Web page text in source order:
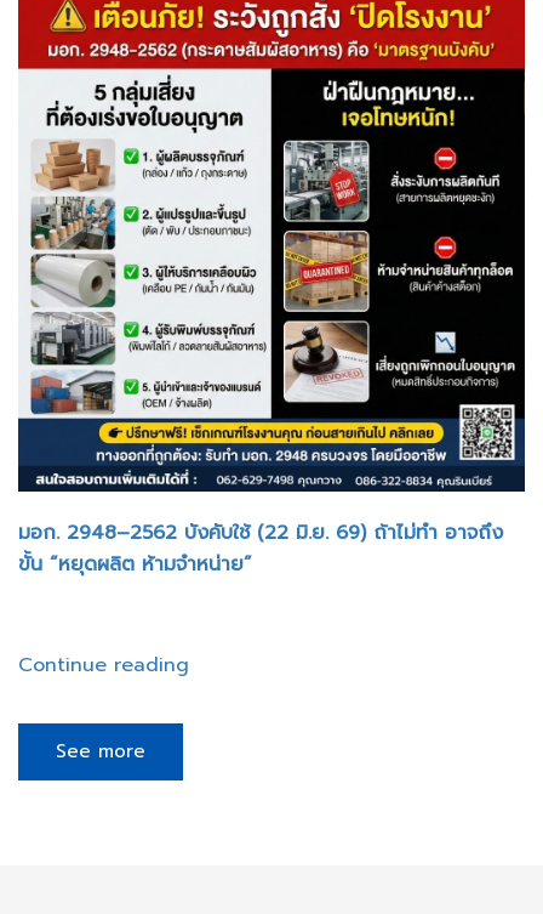
มอก. 2948–2562 บังคับใช้ (22 มิ.ย. 69) ถ้าไม่ทำ อาจถึง
ขั้น “หยุดผลิต ห้ามจำหน่าย”
Continue reading
See more